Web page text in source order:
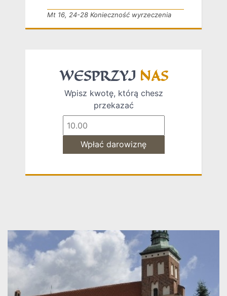
Mt 16, 24-28 Konieczność wyrzeczenia
WESPRZYJ NAS
Wpisz kwotę, którą chesz
przekazać